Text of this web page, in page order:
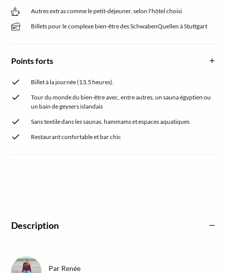
Autres extras comme le petit-déjeuner, selon l'hôtel choisi
Billets pour le complexe bien-être des SchwabenQuellen à Stuttgart
Points forts
Billet à la journée (13,5 heures).
Tour du monde du bien-être avec, entre autres, un sauna égyptien ou
un bain de geysers islandais
Sans textile dans les saunas, hammams et espaces aquatiques
Restaurant confortable et bar chic
Description
Par Renée